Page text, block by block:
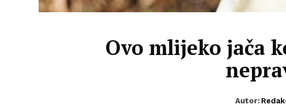
Ovo mlijeko jača
Autor: